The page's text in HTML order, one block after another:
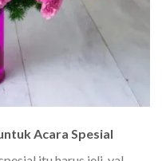
Acara Spesial